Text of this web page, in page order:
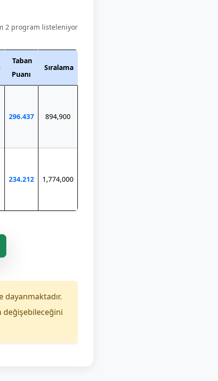
2 program listeleniyor
Taban
Puanı
Sıralama
296.437 894,900
234.212 1,774,000
dayanmaktadır.
değişebileceğini